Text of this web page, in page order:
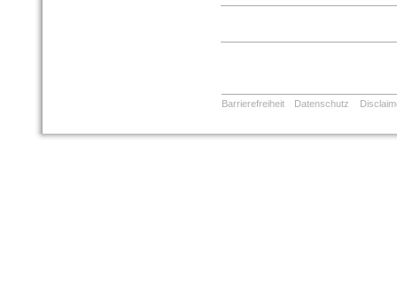
Barrierefreiheit Datenschutz